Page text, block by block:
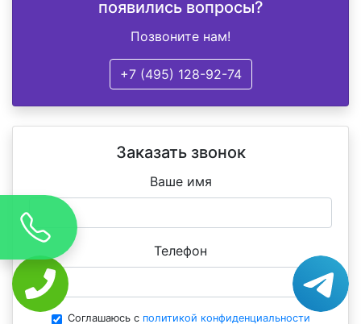
появились вопросы?
Позвоните нам!
+7 (495) 128-92-74
Заказать звонок
Ваше имя
Телефон
Соглашаюсь с политикой конфиденциальности